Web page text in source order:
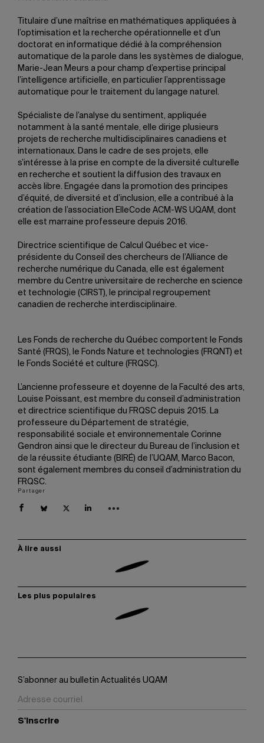
Titulaire d’une maîtrise en mathématiques appliquées à
l’optimisation et la recherche opérationnelle et d’un
doctorat en informatique dédié à la compréhension
automatique de la parole dans les systèmes de dialogue,
Marie-Jean Meurs a pour champ d’expertise principal
l’intelligence artificielle, en particulier l’apprentissage
automatique pour le traitement du langage naturel.
Spécialiste de l’analyse du sentiment, appliquée
notamment à la santé mentale, elle dirige plusieurs
projets de recherche multidisciplinaires canadiens et
internationaux. Dans le cadre de ses projets, elle
s’intéresse à la prise en compte de la diversité culturelle
en recherche et soutient la diffusion des travaux en
accès libre. Engagée dans la promotion des principes
d’équité, de diversité et d’inclusion, elle a contribué à la
création de l’association ElleCode ACM-WS UQAM, dont
elle est marraine professeure depuis 2016.
Directrice scientifique de Calcul Québec et vice-
présidente du Conseil des chercheurs de l’Alliance de
recherche numérique du Canada, elle est également
membre du Centre universitaire de recherche en science
et technologie (CIRST), le principal regroupement
canadien de recherche interdisciplinaire.
Les Fonds de recherche du Québec comportent le Fonds
Santé (FRQS), le Fonds Nature et technologies (FRQNT) et
le Fonds Société et culture (FRQSC).
L’ancienne professeure et doyenne de la Faculté des arts,
Louise Poissant, est membre du conseil d’administration
et directrice scientifique du FRQSC depuis 2015. La
professeure du Département de stratégie,
responsabilité sociale et environnementale Corinne
Gendron ainsi que le directeur du Bureau de l’inclusion et
de la réussite étudiante (BIRÉ) de l’UQAM, Marco Bacon,
sont également membres du conseil d’administration du
FRQSC.
Partager
À lire aussi
Les plus populaires
S’abonner au bulletin Actualités UQAM
S'inscrire